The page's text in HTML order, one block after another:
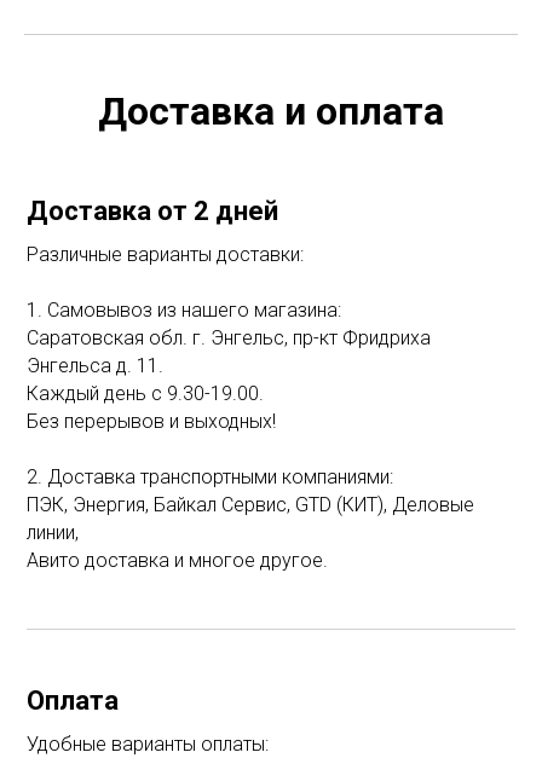
Доставка и оплата
Доставка от 2 дней
Различные варианты доставки:
1. Самовывоз из нашего магазина:
Саратовская обл. г. Энгельс, пр-кт Фридриха
Энгельса д. 11.
Каждый день с 9.30-19.00.
Без перерывов и выходных!
2. Доставка транспортными компаниями:
ПЭК, Энергия, Байкал Сервис, GTD (КИТ), Деловые
линии,
Авито доставка и многое другое.
Оплата
Удобные варианты оплаты: